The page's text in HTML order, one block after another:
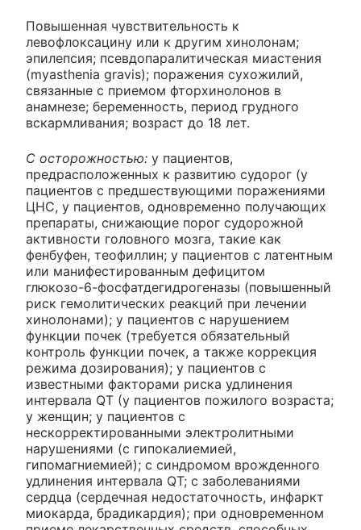
Повышенная чувствительность к
левофлоксацину или к другим хинолонам;
эпилепсия; псевдопаралитическая миастения
(myasthenia gravis); поражения сухожилий,
связанные с приемом фторхинолонов в
анамнезе; беременность, период грудного
вскармливания; возраст до 18 лет.
С осторожностью: у пациентов,
предрасположенных к развитию судорог (у
пациентов с предшествующими поражениями
ЦНС, у пациентов, одновременно получающих
препараты, снижающие порог судорожной
активности головного мозга, такие как
фенбуфен, теофиллин; у пациентов с латентным
или манифестированным дефицитом
глюкозо-6-фосфатдегидрогеназы (повышенный
риск гемолитических реакций при лечении
хинолонами); у пациентов с нарушением
функции почек (требуется обязательный
контроль функции почек, а также коррекция
режима дозирования); у пациентов с
известными факторами риска удлинения
интервала QT (у пациентов пожилого возраста;
у женщин; у пациентов с
нескорректированными электролитными
нарушениями (с гипокалиемией,
гипомагниемией); с синдромом врожденного
удлинения интервала QT; с заболеваниями
сердца (сердечная недостаточность, инфаркт
миокарда, брадикардия); при одновременном